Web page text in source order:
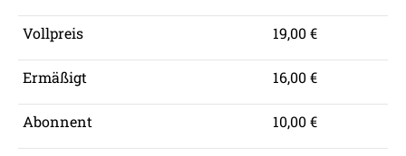
Vollpreis 19,00 €
Ermäßigt 16,00 €
Abonnent 10,00 €